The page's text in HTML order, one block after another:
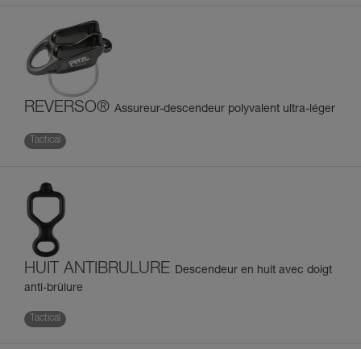
REVERSO® Assureur-descendeur polyvalent ultra-léger
Tactical
HUIT ANTIBRULURE Descendeur en huit avec doigt
anti-brûlure
Tactical